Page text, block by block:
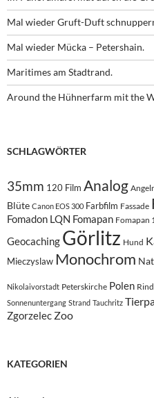
Mal wieder Gruft-Duft
Mal wieder Mücka – Petershain.
Maritimes am Stadtrand.
Around the Hühnerfarm mit the
SCHLAGWÖRTER
35mm 120 Film Analog
Blüte Canon EOS 300 Farbfilm Fassade
Fomadon LQN Fomapan Fomapan
Geocaching Görlitz Hund
Mieczyslaw Monochrom
Nikolaivorstadt Peterskirche Polen Rind
Sonnenuntergang Strand Tauchritz
Zgorzelec Zoo
KATEGORIEN